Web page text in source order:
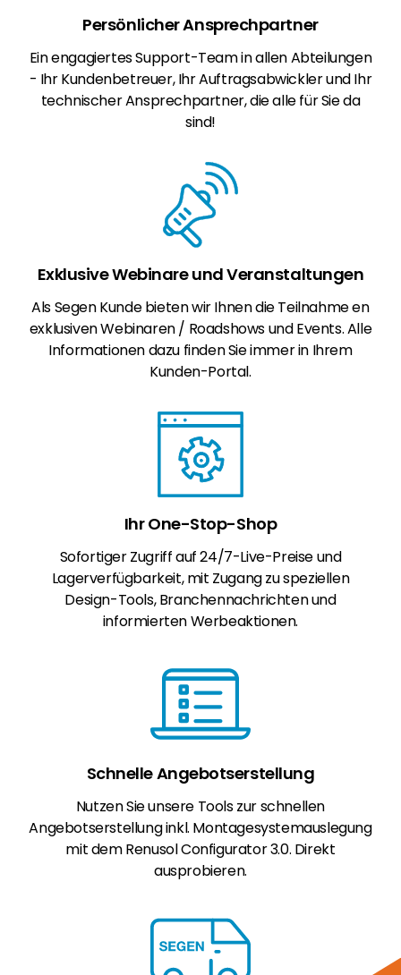
Persönlicher Ansprechpartner
Ein engagiertes Support-Team in allen Abteilungen
- Ihr Kundenbetreuer, Ihr Auftragsabwickler und Ihr
technischer Ansprechpartner, die alle für Sie da
sind!
Exklusive Webinare und Veranstaltungen
Als Segen Kunde bieten wir Ihnen die Teilnahme en
exklusiven Webinaren / Roadshows und Events. Alle
Informationen dazu finden Sie immer in Ihrem
Kunden-Portal.
Ihr One-Stop-Shop
Sofortiger Zugriff auf 24/7-Live-Preise und
Lagerverfügbarkeit, mit Zugang zu speziellen
Design-Tools, Branchennachrichten und
informierten Werbeaktionen.
Schnelle Angebotserstellung
Nutzen Sie unsere Tools zur schnellen
Angebotserstellung inkl. Montagesystemauslegung
mit dem Renusol Configurator 3.0. Direkt
ausprobieren.